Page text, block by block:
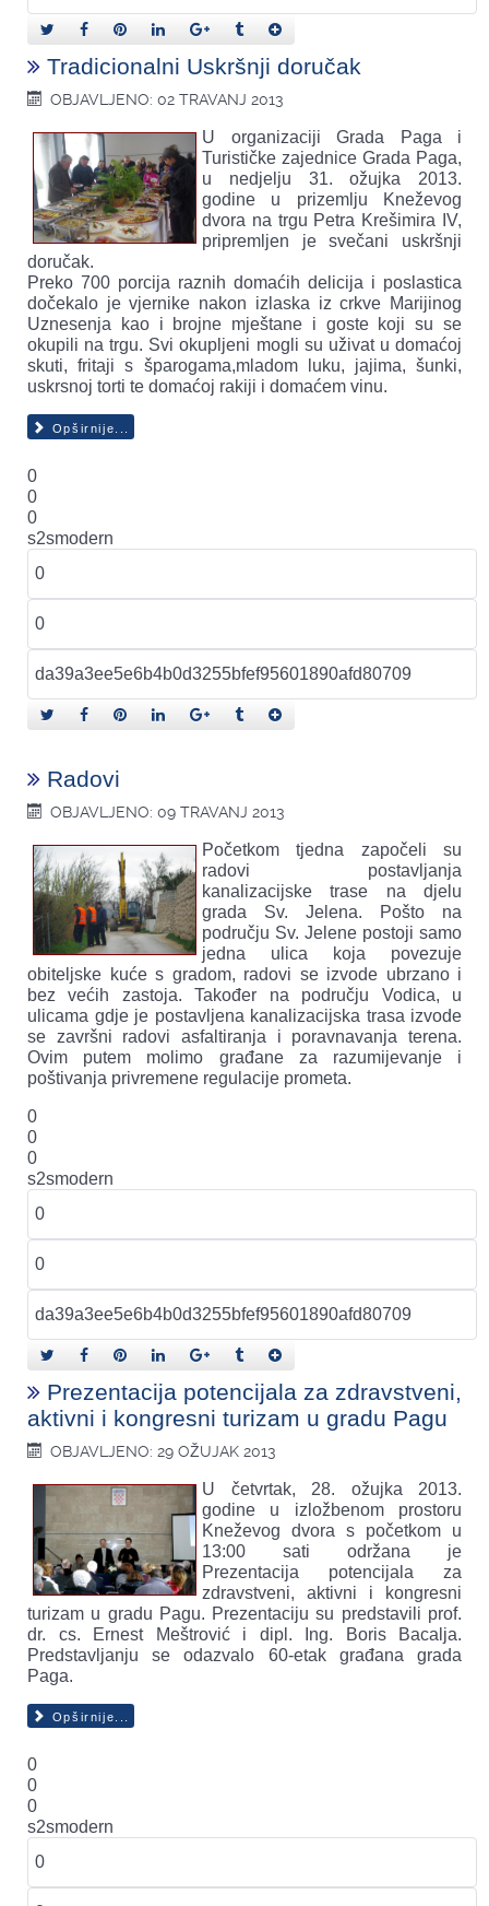
Tradicionalni Uskršnji doručak
OBJAVLJENO: 02 TRAVANJ 2013
U organizaciji Grada Paga i
Turističke zajednice Grada Paga,
u nedjelju 31. ožujka 2013.
godine u prizemlju Kneževog
dvora na trgu Petra Krešimira IV,
pripremljen je svečani uskršnji
doručak.
Preko 700 porcija raznih domaćih delicija i poslastica
dočekalo je vjernike nakon izlaska iz crkve Marijinog
Uznesenja kao i brojne mještane i goste koji su se
okupili na trgu. Svi okupljeni mogli su uživat u domaćoj
skuti, fritaji s šparogama,mladom luku, jajima, šunki,
uskrsnoj torti te domaćoj rakiji i domaćem vinu.
Opširnije...
0
0
0
s2smodern
Radovi
OBJAVLJENO: 09 TRAVANJ 2013
Početkom tjedna započeli su
radovi postavljanja
kanalizacijske trase na djelu
grada Sv. Jelena. Pošto na
području Sv. Jelene postoji samo
jedna ulica koja povezuje
obiteljske kuće s gradom, radovi se izvode ubrzano i
bez većih zastoja. Također na području Vodica, u
ulicama gdje je postavljena kanalizacijska trasa izvode
se završni radovi asfaltiranja i poravnavanja terena.
Ovim putem molimo građane za razumijevanje i
poštivanja privremene regulacije prometa.
0
0
0
s2smodern
Prezentacija potencijala za zdravstveni,
aktivni i kongresni turizam u gradu Pagu
OBJAVLJENO: 29 OŽUJAK 2013
U četvrtak, 28. ožujka 2013.
godine u izložbenom prostoru
Kneževog dvora s početkom u
13:00 sati održana je
Prezentacija potencijala za
zdravstveni, aktivni i kongresni
turizam u gradu Pagu. Prezentaciju su predstavili prof.
dr. cs. Ernest Meštrović i dipl. Ing. Boris Bacalja.
Predstavljanju se odazvalo 60-etak građana grada
Paga.
Opširnije...
0
0
0
s2smodern